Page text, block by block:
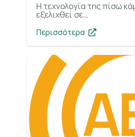
Η τεχνολογία της πίσω
εξελιχθεί σε…
Περισσότερα